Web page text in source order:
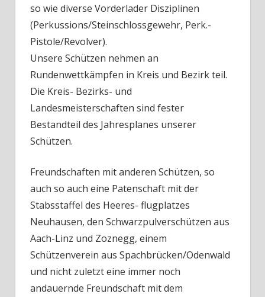
so wie diverse Vorderlader Disziplinen
(Perkussions/Steinschlossgewehr, Perk.-
Pistole/Revolver).
Unsere Schützen nehmen an
Rundenwettkämpfen in Kreis und Bezirk teil.
Die Kreis- Bezirks- und
Landesmeisterschaften sind fester
Bestandteil des Jahresplanes unserer
Schützen.
Freundschaften mit anderen Schützen, so
auch so auch eine Patenschaft mit der
Stabsstaffel des Heeres- flugplatzes
Neuhausen, den Schwarzpulverschützen aus
Aach-Linz und Zoznegg, einem
Schützenverein aus Spachbrücken/Odenwald
und nicht zuletzt eine immer noch
andauernde Freundschaft mit dem